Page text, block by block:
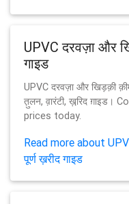
UPVC दरवज़ा और
गाइड
UPVC दरवज़ा और खिड़क़ी
त़ुलन, व़ारंटी, ख़रि़द ग़ाइड।
prices today.
Read more about
पूर्ण ख़रीद गाइड